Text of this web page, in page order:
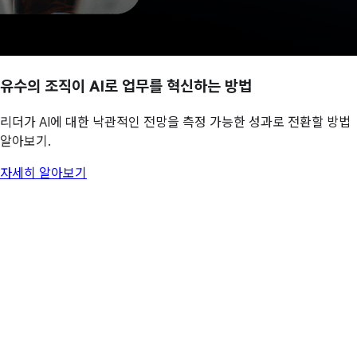
유수의 조직이 AI로 업무를 혁신하는 방법
리더가 AI에 대한 낙관적인 전망을 측정 가능한 성과로 전환할 방법
알아보기.
자세히 알아보기